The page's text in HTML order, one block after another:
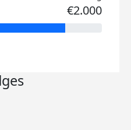
€2.000